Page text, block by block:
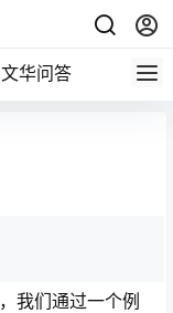
文华问答
，我们通过一个例